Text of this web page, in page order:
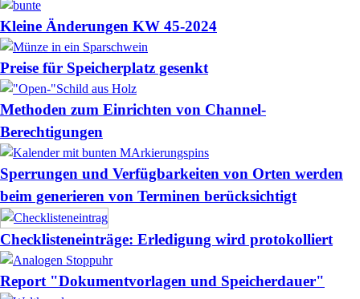
Kleine Änderungen KW 45-2024
Preise für Speicherplatz gesenkt
Methoden zum Einrichten von Channel-
Berechtigungen
Sperrungen und Verfügbarkeiten von Orten werden
beim generieren von Terminen berücksichtigt
Checklisteneinträge: Erledigung wird protokolliert
Report "Dokumentvorlagen und Speicherdauer"